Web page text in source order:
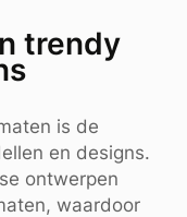
trendy
is de
en designs.
ontwerpen
waardoor